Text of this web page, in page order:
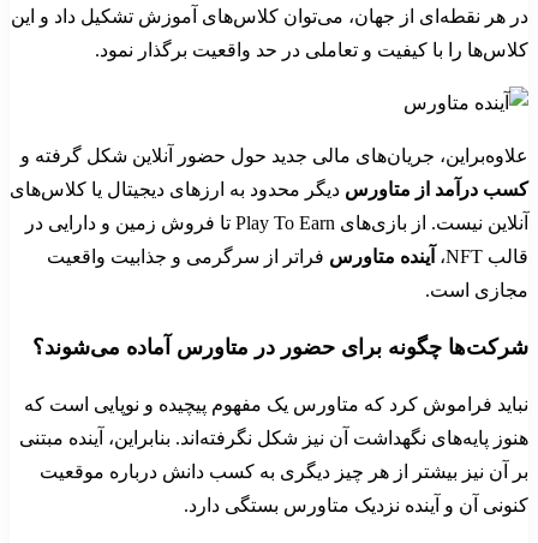
در هر نقطه‌ای از جهان، می‌توان کلاس‌های آموزش تشکیل داد و این
کلاس‌ها را با کیفیت و تعاملی در حد واقعیت برگذار نمود.
علاوه‌براین، جریان‌های مالی جدید حول حضور آنلاین شکل گرفته و
کسب درآمد از متاورس دیگر محدود به ارزهای دیجیتال یا کلاس‌های
آنلاین نیست. از بازی‌های Play To Earn تا فروش زمین و دارایی‌ در
قالب NFT،
آینده متاورس فراتر از سرگرمی و جذابیت واقعیت
مجازی است.
شرکت‌ها چگونه برای حضور در متاورس آماده می‌شوند؟
نباید فراموش کرد که متاورس یک مفهوم پیچیده و نوپایی است که
هنوز پایه‌های نگهداشت آن نیز شکل نگرفته‌اند. بنابراین، آینده مبتنی
بر آن نیز بیشتر از هر چیز دیگری به کسب دانش درباره موقعیت
کنونی آن و آینده نزدیک متاورس بستگی دارد.